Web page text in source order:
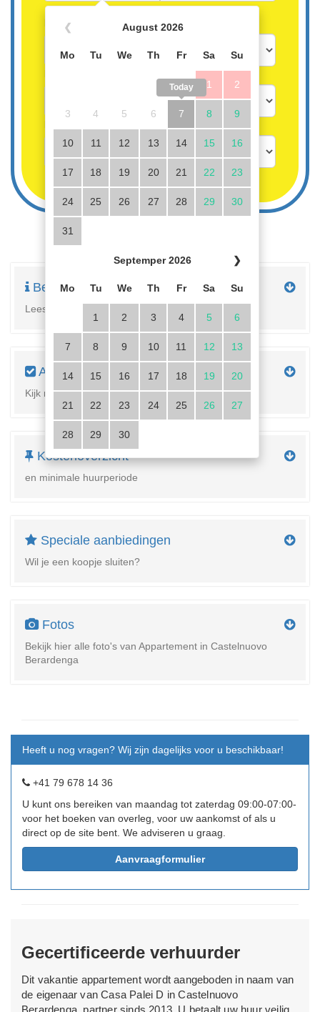
❮ August 2026
Mo Tu We Th Fr Sa Su
1 2
3 4 5 6 7
Today
8 9
10 11 12 13 14 15 16
17 18 19 20 21 22 23
24 25 26 27 28 29 30
31
Septemper 2026 ❯
Mo Tu We Th Fr Sa Su
1 2 3 4 5 6
7 8 9 10 11 12 13
14 15 16 17 18 19 20
21 22 23 24 25 26 27
28 29 30
Personen
Beschrijving
Lees hier de volledige beschrijving van de woning
Apparatuur
Kijk naar de details van de behuizing
Kostenoverzicht
en minimale huurperiode
Speciale aanbiedingen
Wil je een koopje sluiten?
Fotos
Bekijk hier alle foto's van Appartement in Castelnuovo
Berardenga
Heeft u nog vragen? Wij zijn dagelijks voor u beschikbaar!
+41 79 678 14 36
U kunt ons bereiken van maandag tot zaterdag 09:00-07:00-
voor het boeken van overleg, voor uw aankomst of als u
direct op de site bent. We adviseren u graag.
Aanvraagformulier
Gecertificeerde verhuurder
Dit vakantie appartement wordt aangeboden in naam van
de eigenaar van Casa Palei D in Castelnuovo
Berardenga, partner sinds 2013. U betaalt uw huur veilig